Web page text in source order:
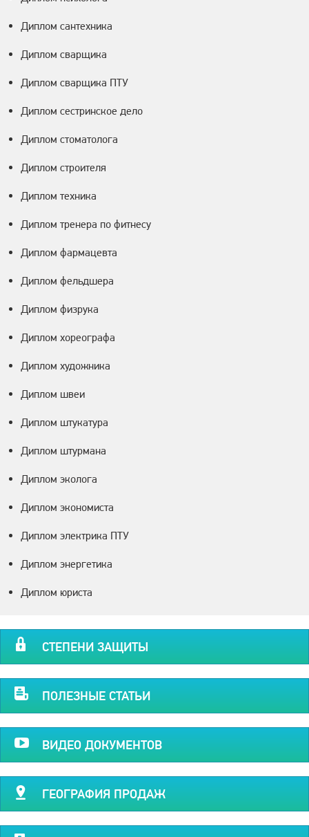
Диплом сантехника
Диплом сварщика
Диплом сварщика ПТУ
Диплом сестринское дело
Диплом стоматолога
Диплом строителя
Диплом техника
Диплом тренера по фитнесу
Диплом фармацевта
Диплом фельдшера
Диплом физрука
Диплом хореографа
Диплом художника
Диплом швеи
Диплом штукатура
Диплом штурмана
Диплом эколога
Диплом экономиста
Диплом электрика ПТУ
Диплом энергетика
Диплом юриста
СТЕПЕНИ ЗАЩИТЫ
ПОЛЕЗНЫЕ СТАТЬИ
ВИДЕО ДОКУМЕНТОВ
ГЕОГРАФИЯ ПРОДАЖ